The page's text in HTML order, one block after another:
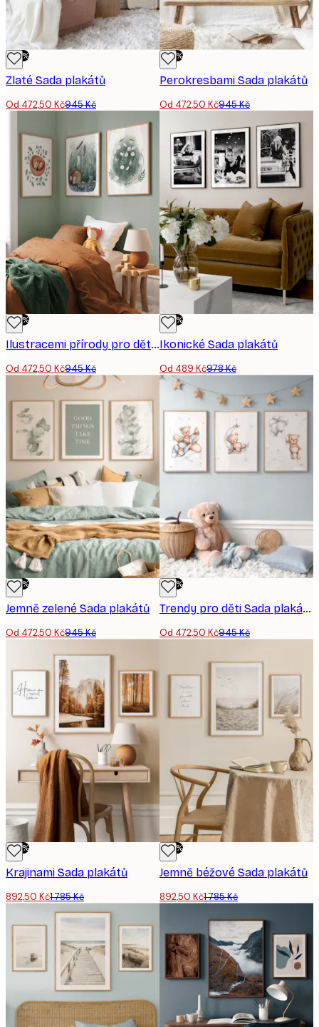
-50%
Zlaté Sada plakátů
Od 472,50 Kč945 Kč
-50%
Perokresbami Sada plakátů
Od 472,50 Kč945 Kč
-50%
Ilustracemi přírody pro děti Sada plakátů
Od 472,50 Kč945 Kč
-50%
Ikonické Sada plakátů
Od 489 Kč978 Kč
-50%
Jemně zelené Sada plakátů
Od 472,50 Kč945 Kč
-50%
Trendy pro děti Sada plakátů
Od 472,50 Kč945 Kč
-50%
Krajinami Sada plakátů
892,50 Kč1 785 Kč
-50%
Jemně béžové Sada plakátů
892,50 Kč1 785 Kč